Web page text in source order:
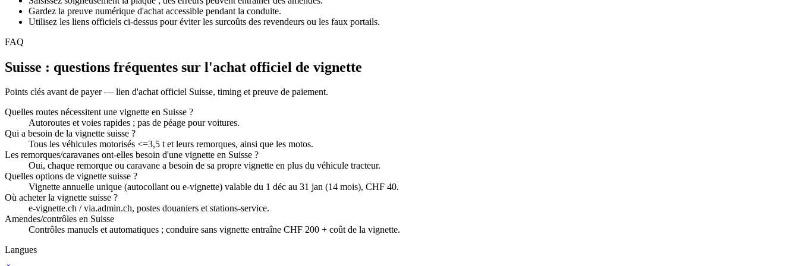
Gardez la preuve numérique d'achat accessible pendant la conduite.
Utilisez les liens officiels ci-dessus pour éviter les surcoûts des revendeurs ou les faux portails.
FAQ
Suisse : questions fréquentes sur l'achat officiel de vignette
Points clés avant de payer — lien d'achat officiel Suisse, timing et preuve de paiement.
Quelles routes nécessitent une vignette en Suisse ?
Autoroutes et voies rapides ; pas de péage pour voitures.
Qui a besoin de la vignette suisse ?
Tous les véhicules motorisés <=3,5 t et leurs remorques, ainsi que les motos.
Les remorques/caravanes ont‑elles besoin d'une vignette en Suisse ?
Oui, chaque remorque ou caravane a besoin de sa propre vignette en plus du véhicule tracteur.
Quelles options de vignette suisse ?
Vignette annuelle unique (autocollant ou e‑vignette) valable du 1 déc au 31 jan (14 mois), CHF 40.
Où acheter la vignette suisse ?
e‑vignette.ch / via.admin.ch, postes douaniers et stations‑service.
Amendes/contrôles en Suisse
Contrôles manuels et automatiques ; conduire sans vignette entraîne CHF 200 + coût de la vignette.
Langues